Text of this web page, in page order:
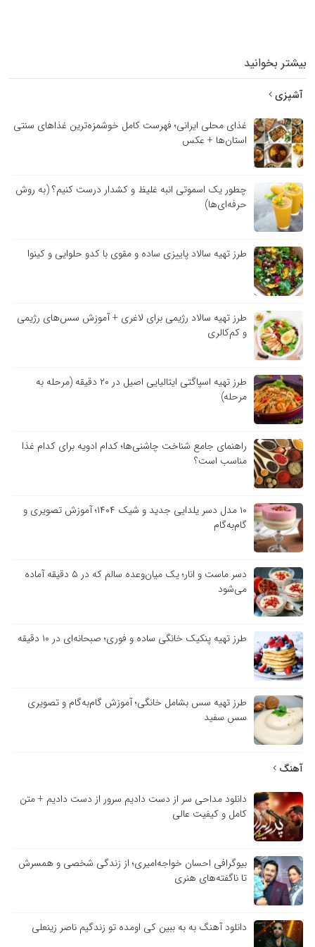
بخوانید
غذای محلی ایرانی؛ فهرست کامل خوشمزه‌ترین غذاهای سنتی
استان‌ها + عکس
چطور یک اسموتی انبه غلیظ و کشدار درست کنیم؟ (به روش
حرفه‌ای‌ها)
طرز تهیه سالاد پاییزی ساده و مقوی با کدو حلوایی و کینوا
طرز تهیه سالاد رژیمی برای لاغری + آموزش سس‌های رژیمی
و کم‌کالری
طرز تهیه اسپاگتی ایتالیایی اصیل در ۲۰ دقیقه (مرحله به
مرحله)
راهنمای جامع شناخت چاشنی‌ها؛ کدام ادویه برای کدام غذا
مناسب است؟
۱۰ مدل دسر یلدایی جدید و شیک ۱۴۰۴؛ آموزش تصویری و
گام‌به‌گام
دسر ماست و انار؛ یک میان‌وعده سالم که در ۵ دقیقه آماده
می‌شود
طرز تهیه پنکیک خانگی ساده و فوری؛ صبحانه‌ای در ۱۰ دقیقه
طرز تهیه سس بشامل خانگی؛ آموزش گام‌به‌گام و تصویری
سس سفید
دانلود مداحی سر از دست دادیم سرور از دست دادیم + متن
کامل و کیفیت عالی
بیوگرافی احسان خواجه‌امیری؛ از زندگی شخصی و همسرش
تا ناگفته‌های هنری
دانلود آهنگ به به ببین کی اومده تو زندگیم ناصر زینعلی